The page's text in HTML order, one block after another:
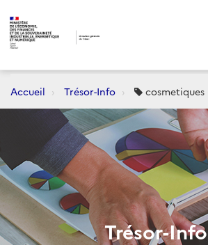
Accueil Trésor-Info cosmetiques
Trésor-Info